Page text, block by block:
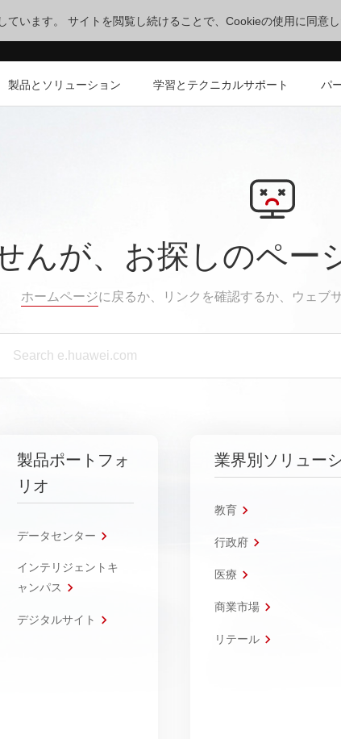
ています。 サイトを閲覧し続けることで、Cookieの使用に同意
製品とソリューション 学習とテクニカルサポート パ
んが、お探しのペー
ホームページに戻るか、リンクを確認するか、ウェブ
製品ポートフォ
リオ
データセンター
インテリジェントキ
ャンパス
デジタルサイト
業界別ソリュー
教育
行政府
医療
商業市場
リテール